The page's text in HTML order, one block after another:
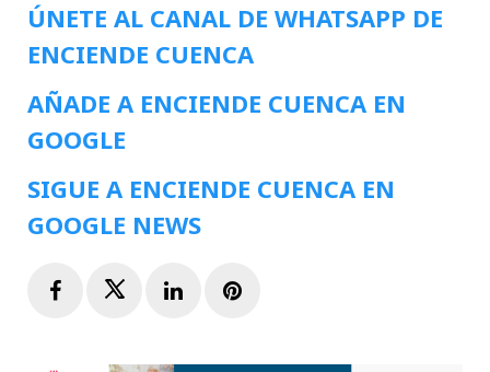
ÚNETE AL CANAL DE WHATSAPP DE
ENCIENDE CUENCA
AÑADE A ENCIENDE CUENCA EN
GOOGLE
SIGUE A ENCIENDE CUENCA EN
GOOGLE NEWS
FacebookTwitterLinkedInPinterest